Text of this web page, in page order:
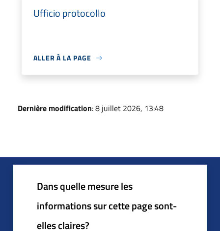
Ufficio protocollo
ALLER À LA PAGE
Dernière modification: 8 juillet 2026, 13:48
Dans quelle mesure les
informations sur cette page sont-
elles claires?